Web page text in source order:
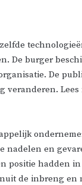
De burger
De
veranderen. Lees
nadelen en
positie hadden in
de inbreng en